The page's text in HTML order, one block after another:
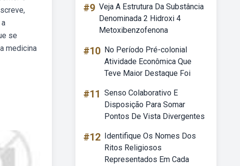
se
medicina
#9 Veja A Estrutura Da Substância
Denominada 2 Hidroxi 4
Metoxibenzofenona
#10 No Período Pré-colonial
Atividade Econômica Que
Teve Maior Destaque Foi
#11 Senso Colaborativo E
Disposição Para Somar
Pontos De Vista Divergentes
#12 Identifique Os Nomes Dos
Ritos Religiosos
Representados Em Cada